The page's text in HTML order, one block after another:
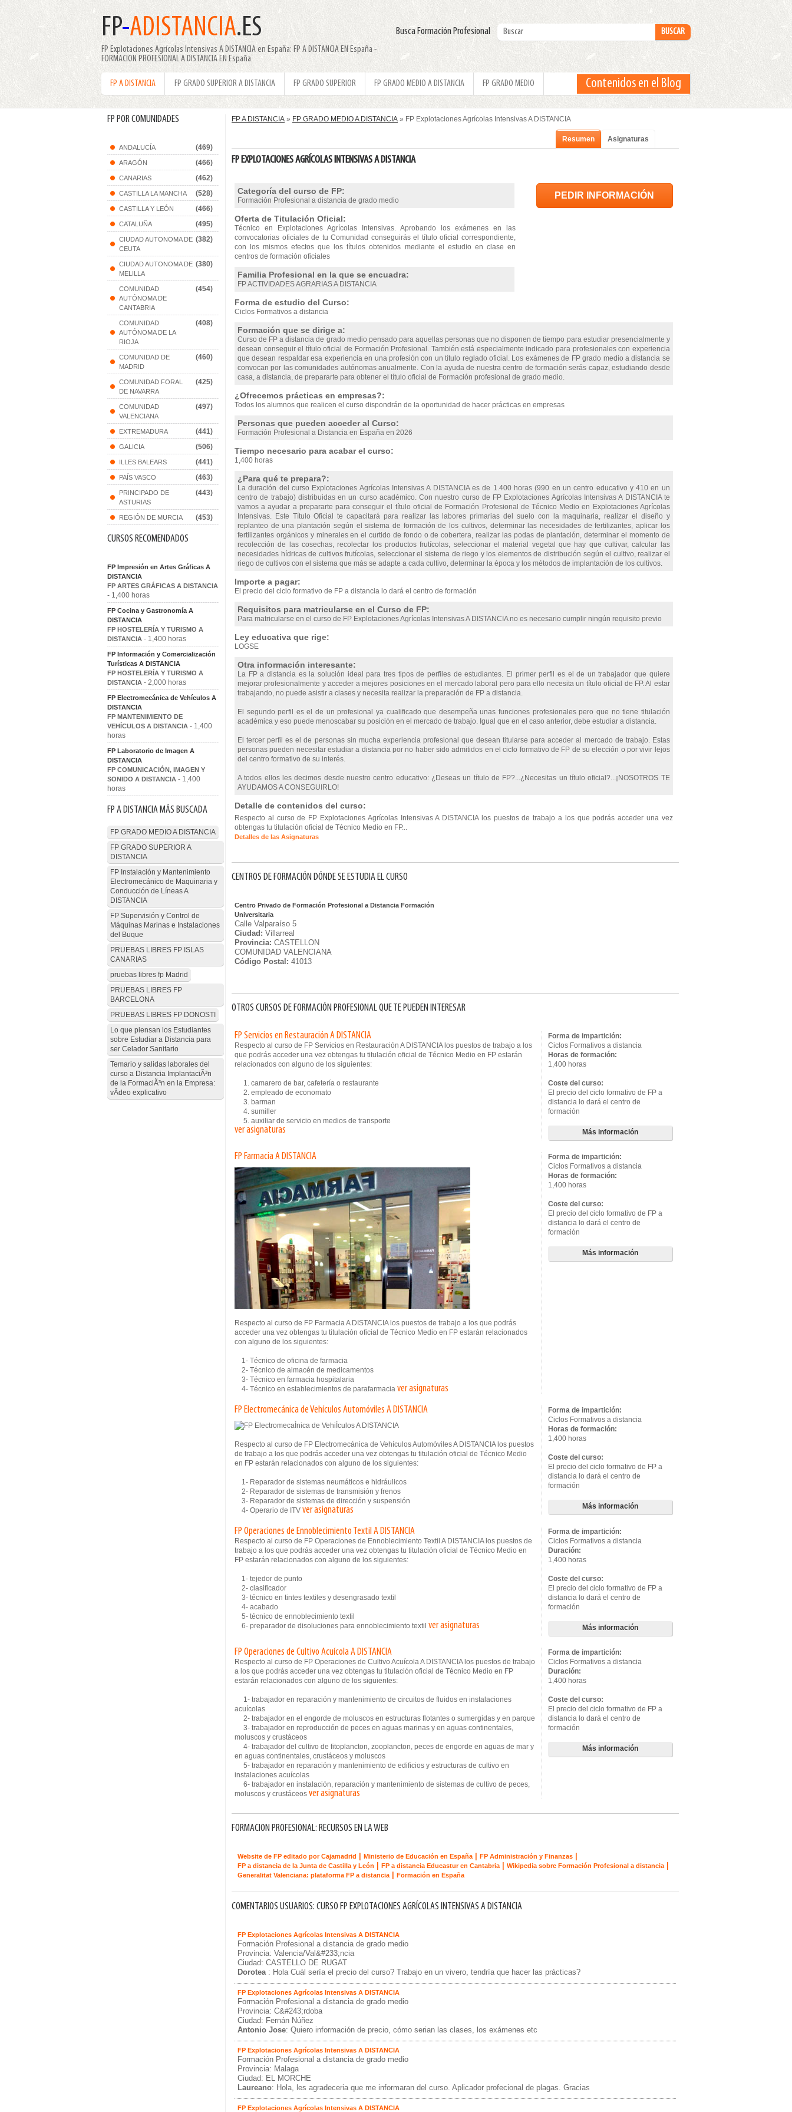
FP-ADISTANCIA.ES
FP Explotaciones Agrícolas Intensivas A DISTANCIA en España: FP A DISTANCIA EN España -
FORMACION PROFESIONAL A DISTANCIA EN España
Busca Formación Profesional
FP A DISTANCIA FP GRADO SUPERIOR A DISTANCIA FP GRADO SUPERIOR FP GRADO MEDIO A DISTANCIA FP GRADO MEDIO Contenidos en el Blog
FP POR COMUNIDADES
ANDALUCÍA (469)
ARAGÓN (466)
CANARIAS (462)
CASTILLA LA MANCHA (528)
CASTILLA Y LEÓN (466)
CATALUÑA (495)
CIUDAD AUTONOMA DE
CEUTA
(382)
CIUDAD AUTONOMA DE
MELILLA
(380)
COMUNIDAD
AUTÓNOMA DE
CANTABRIA
(454)
COMUNIDAD
AUTÓNOMA DE LA
RIOJA
(408)
COMUNIDAD DE
MADRID
(460)
COMUNIDAD FORAL
DE NAVARRA
(425)
COMUNIDAD
VALENCIANA
(497)
EXTREMADURA (441)
GALICIA (506)
ILLES BALEARS (441)
PAÍS VASCO (463)
PRINCIPADO DE
ASTURIAS
(443)
REGIÓN DE MURCIA (453)
CURSOS RECOMENDADOS
FP Impresión en Artes Gráficas A
DISTANCIA
FP ARTES GRÁFICAS A DISTANCIA
- 1,400 horas
FP Cocina y Gastronomía A
DISTANCIA
FP HOSTELERÍA Y TURISMO A
DISTANCIA - 1,400 horas
FP Información y Comercialización
Turísticas A DISTANCIA
FP HOSTELERÍA Y TURISMO A
DISTANCIA - 2,000 horas
FP Electromecánica de Vehículos A
DISTANCIA
FP MANTENIMIENTO DE
VEHÍCULOS A DISTANCIA - 1,400
horas
FP Laboratorio de Imagen A
DISTANCIA
FP COMUNICACIÓN, IMAGEN Y
SONIDO A DISTANCIA - 1,400
horas
FP A DISTANCIA MÁS BUSCADA
FP GRADO MEDIO A DISTANCIA
FP GRADO SUPERIOR A
DISTANCIA
FP Instalación y Mantenimiento
Electromecánico de Maquinaria y
Conducción de Líneas A
DISTANCIA
FP Supervisión y Control de
Máquinas Marinas e Instalaciones
del Buque
PRUEBAS LIBRES FP ISLAS
CANARIAS
pruebas libres fp Madrid
PRUEBAS LIBRES FP
BARCELONA
PRUEBAS LIBRES FP DONOSTI
Lo que piensan los Estudiantes
sobre Estudiar a Distancia para
ser Celador Sanitario
Temario y salidas laborales del
curso a Distancia ImplantaciÃ³n
de la FormaciÃ³n en la Empresa:
vÃ­deo explicativo
FP A DISTANCIA » FP GRADO MEDIO A DISTANCIA » FP Explotaciones Agrícolas Intensivas A DISTANCIA
Resumen Asignaturas
FP EXPLOTACIONES AGRÍCOLAS INTENSIVAS A DISTANCIA
PEDIR INFORMACIÓN
Categoría del curso de FP:
Formación Profesional a distancia de grado medio
Oferta de Titulación Oficial:
Técnico en Explotaciones Agrícolas Intensivas. Aprobando los exámenes en las
convocatorias oficiales de tu Comunidad conseguirás el título oficial correspondiente,
con los mismos efectos que los títulos obtenidos mediante el estudio en clase en
centros de formación oficiales
Familia Profesional en la que se encuadra:
FP ACTIVIDADES AGRARIAS A DISTANCIA
Forma de estudio del Curso:
Ciclos Formativos a distancia
Formación que se dirige a:
Curso de FP a distancia de grado medio pensado para aquellas personas que no disponen de tiempo para estudiar presencialmente y
desean conseguir el título oficial de Formación Profesional. También está especialmente indicado para profesionales con experiencia
que desean respaldar esa experiencia en una profesión con un título reglado oficial. Los exámenes de FP grado medio a distancia se
convocan por las comunidades autónomas anualmente. Con la ayuda de nuestra centro de formación serás capaz, estudiando desde
casa, a distancia, de prepararte para obtener el título oficial de Formación profesional de grado medio.
¿Ofrecemos prácticas en empresas?:
Todos los alumnos que realicen el curso dispondrán de la oportunidad de hacer prácticas en empresas
Personas que pueden acceder al Curso:
Formación Profesional a Distancia en España en 2026
Tiempo necesario para acabar el curso:
1,400 horas
¿Para qué te prepara?:
La duración del curso Explotaciones Agrícolas Intensivas A DISTANCIA es de 1.400 horas (990 en un centro educativo y 410 en un
centro de trabajo) distribuidas en un curso académico. Con nuestro curso de FP Explotaciones Agrícolas Intensivas A DISTANCIA te
vamos a ayudar a prepararte para conseguir el título oficial de Formación Profesional de Técnico Medio en Explotaciones Agrícolas
Intensivas. Este Título Oficial te capacitará para realizar las labores primarias del suelo con la maquinaria, realizar el diseño y
replanteo de una plantación según el sistema de formación de los cultivos, determinar las necesidades de fertilizantes, aplicar los
fertilizantes orgánicos y minerales en el curtido de fondo o de cobertera, realizar las podas de plantación, determinar el momento de
recolección de las cosechas, recolectar los productos frutícolas, seleccionar el material vegetal que hay que cultivar, calcular las
necesidades hídricas de cultivos frutícolas, seleccionar el sistema de riego y los elementos de distribución según el cultivo, realizar el
riego de cultivos con el sistema que más se adapte a cada cultivo, determinar la época y los métodos de implantación de los cultivos.
Importe a pagar:
El precio del ciclo formativo de FP a distancia lo dará el centro de formación
Requisitos para matricularse en el Curso de FP:
Para matricularse en el curso de FP Explotaciones Agrícolas Intensivas A DISTANCIA no es necesario cumplir ningún requisito previo
Ley educativa que rige:
LOGSE
Otra información interesante:
La FP a distancia es la solución ideal para tres tipos de perfiles de estudiantes. El primer perfil es el de un trabajador que quiere
mejorar profesionalmente y acceder a mejores posiciones en el mercado laboral pero para ello necesita un título oficial de FP. Al estar
trabajando, no puede asistir a clases y necesita realizar la preparación de FP a distancia.
El segundo perfil es el de un profesional ya cualificado que desempeña unas funciones profesionales pero que no tiene titulación
académica y eso puede menoscabar su posición en el mercado de trabajo. Igual que en el caso anterior, debe estudiar a distancia.
El tercer perfil es el de personas sin mucha experiencia profesional que desean titularse para acceder al mercado de trabajo. Estas
personas pueden necesitar estudiar a distancia por no haber sido admitidos en el ciclo formativo de FP de su elección o por vivir lejos
del centro formativo de su interés.
A todos ellos les decimos desde nuestro centro educativo: ¿Deseas un título de FP?...¿Necesitas un título oficial?...¡NOSOTROS TE
AYUDAMOS A CONSEGUIRLO!
Detalle de contenidos del curso:
Respecto al curso de FP Explotaciones Agrícolas Intensivas A DISTANCIA los puestos de trabajo a los que podrás acceder una vez
obtengas tu titulación oficial de Técnico Medio en FP...
Detalles de las Asignaturas
CENTROS DE FORMACIÓN DÓNDE SE ESTUDIA EL CURSO
Centro Privado de Formación Profesional a Distancia Formación
Universitaria
Calle Valparaíso 5
Ciudad: Villarreal
Provincia: CASTELLON
COMUNIDAD VALENCIANA
Código Postal: 41013
OTROS CURSOS DE FORMACIÓN PROFESIONAL QUE TE PUEDEN INTERESAR
FP Servicios en Restauración A DISTANCIA
Respecto al curso de FP Servicios en Restauración A DISTANCIA los puestos de trabajo a los
que podrás acceder una vez obtengas tu titulación oficial de Técnico Medio en FP estarán
relacionados con alguno de los siguientes:
1. camarero de bar, cafetería o restaurante
2. empleado de economato
3. barman
4. sumiller
5. auxiliar de servicio en medios de transporte
ver asignaturas
Forma de impartición:
Ciclos Formativos a distancia
Horas de formación:
1,400 horas
Coste del curso:
El precio del ciclo formativo de FP a
distancia lo dará el centro de
formación
Más información
FP Farmacia A DISTANCIA
Respecto al curso de FP Farmacia A DISTANCIA los puestos de trabajo a los que podrás
acceder una vez obtengas tu titulación oficial de Técnico Medio en FP estarán relacionados
con alguno de los siguientes:
1- Técnico de oficina de farmacia
2- Técnico de almacén de medicamentos
3- Técnico en farmacia hospitalaria
4- Técnico en establecimientos de parafarmacia ver asignaturas
Forma de impartición:
Ciclos Formativos a distancia
Horas de formación:
1,400 horas
Coste del curso:
El precio del ciclo formativo de FP a
distancia lo dará el centro de
formación
Más información
FP Electromecánica de Vehículos Automóviles A DISTANCIA
Respecto al curso de FP Electromecánica de Vehículos Automóviles A DISTANCIA los puestos
de trabajo a los que podrás acceder una vez obtengas tu titulación oficial de Técnico Medio
en FP estarán relacionados con alguno de los siguientes:
1- Reparador de sistemas neumáticos e hidráulicos
2- Reparador de sistemas de transmisión y frenos
3- Reparador de sistemas de dirección y suspensión
4- Operario de ITV ver asignaturas
Forma de impartición:
Ciclos Formativos a distancia
Horas de formación:
1,400 horas
Coste del curso:
El precio del ciclo formativo de FP a
distancia lo dará el centro de
formación
Más información
FP Operaciones de Ennoblecimiento Textil A DISTANCIA
Respecto al curso de FP Operaciones de Ennoblecimiento Textil A DISTANCIA los puestos de
trabajo a los que podrás acceder una vez obtengas tu titulación oficial de Técnico Medio en
FP estarán relacionados con alguno de los siguientes:
1- tejedor de punto
2- clasificador
3- técnico en tintes textiles y desengrasado textil
4- acabado
5- técnico de ennoblecimiento textil
6- preparador de disoluciones para ennoblecimiento textil ver asignaturas
Forma de impartición:
Ciclos Formativos a distancia
Duración:
1,400 horas
Coste del curso:
El precio del ciclo formativo de FP a
distancia lo dará el centro de
formación
Más información
FP Operaciones de Cultivo Acuícola A DISTANCIA
Respecto al curso de FP Operaciones de Cultivo Acuícola A DISTANCIA los puestos de trabajo
a los que podrás acceder una vez obtengas tu titulación oficial de Técnico Medio en FP
estarán relacionados con alguno de los siguientes:
1- trabajador en reparación y mantenimiento de circuitos de fluidos en instalaciones
acuícolas
2- trabajador en el engorde de moluscos en estructuras flotantes o sumergidas y en parque
3- trabajador en reproducción de peces en aguas marinas y en aguas continentales,
moluscos y crustáceos
4- trabajador del cultivo de fitoplancton, zooplancton, peces de engorde en aguas de mar y
en aguas continentales, crustáceos y moluscos
5- trabajador en reparación y mantenimiento de edificios y estructuras de cultivo en
instalaciones acuícolas
6- trabajador en instalación, reparación y mantenimiento de sistemas de cultivo de peces,
moluscos y crustáceos ver asignaturas
Forma de impartición:
Ciclos Formativos a distancia
Duración:
1,400 horas
Coste del curso:
El precio del ciclo formativo de FP a
distancia lo dará el centro de
formación
Más información
FORMACION PROFESIONAL: RECURSOS EN LA WEB
Website de FP editado por Cajamadrid Ministerio de Educación en España FP Administración y Finanzas
FP a distancia de la Junta de Castilla y León FP a distancia Educastur en Cantabria Wikipedia sobre Formación Profesional a distancia
Generalitat Valenciana: plataforma FP a distancia Formación en España
COMENTARIOS USUARIOS: CURSO FP EXPLOTACIONES AGRÍCOLAS INTENSIVAS A DISTANCIA
FP Explotaciones Agrícolas Intensivas A DISTANCIA
Formación Profesional a distancia de grado medio
Provincia: Valencia/Val&#233;ncia
Ciudad: CASTELLO DE RUGAT
Dorotea : Hola Cuál sería el precio del curso? Trabajo en un vivero, tendría que hacer las prácticas?
FP Explotaciones Agrícolas Intensivas A DISTANCIA
Formación Profesional a distancia de grado medio
Provincia: C&#243;rdoba
Ciudad: Fernán Núñez
Antonio Jose: Quiero información de precio, cómo serian las clases, los exámenes etc
FP Explotaciones Agrícolas Intensivas A DISTANCIA
Formación Profesional a distancia de grado medio
Provincia: Malaga
Ciudad: EL MORCHE
Laureano: Hola, les agradeceria que me informaran del curso. Aplicador profecional de plagas. Gracias
FP Explotaciones Agrícolas Intensivas A DISTANCIA